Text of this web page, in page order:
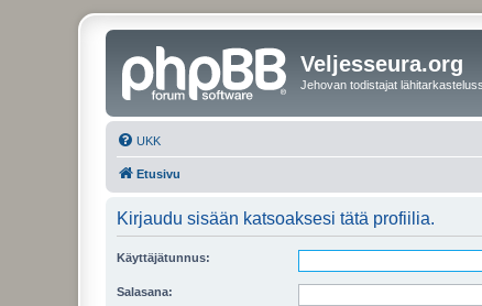
Veljesseura.org
Jehovan todistajat
UKK
Etusivu
Kirjaudu sisään katsoaksesi tätä profiilia.
Käyttäjätunnus:
Salasana: